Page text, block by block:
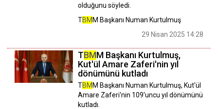
olduğunu söyledi.
TBM M Başkanı Numan Kurtulmuş
29 Nisan 2025 14:28
TBMM Başkanı Kurtulmuş,
Kut'ül Amare Zaferi'nin yıl
dönümünü kutladı
TBM M Başkanı Numan Kurtulmuş, Kut'ül
Amare Zaferi'nin 109'uncu yıl dönümünü
kutladı.